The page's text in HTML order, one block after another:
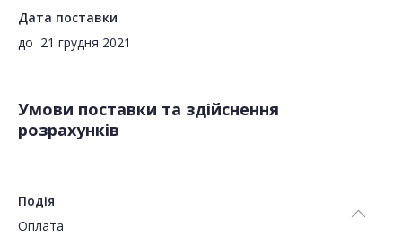
Дата поставки
до 21 грудня 2021
Умови поставки та здійснення
розрахунків
Подія
Оплата